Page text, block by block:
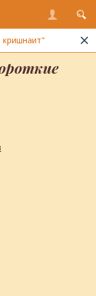
статьи